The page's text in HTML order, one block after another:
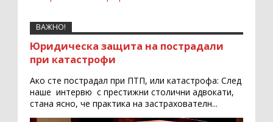
ВАЖНО!
Юридическа защита на пострадали
при катастрофи
Ако сте пострадал при ПТП, или катастрофа: След
наше интервю с престижни столични адвокати,
стана ясно, че практика на застрахователн...